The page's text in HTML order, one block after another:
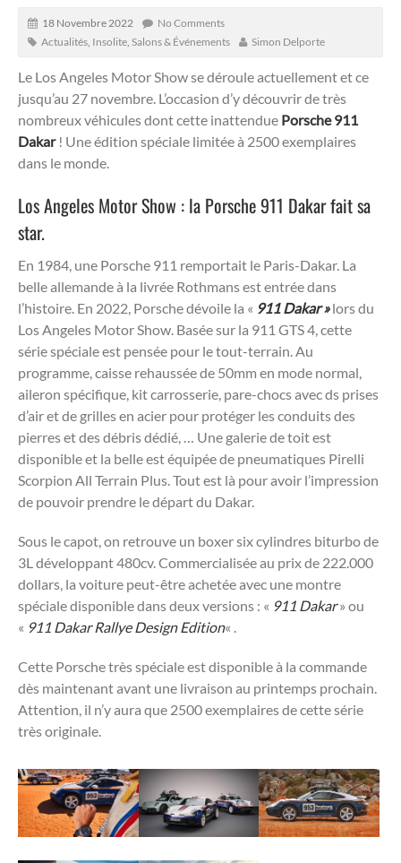
18 Novembre 2022
No Comments
Actualités Insolite Salons & Événements Simon Delporte
Le Los Angeles Motor Show se déroule actuellement et ce
jusqu’au 27 novembre. L’occasion d’y découvrir de très
nombreux véhicules dont cette inattendue Porsche 911
Dakar! Une édition spéciale limitée à 2500 exemplaires
dans le monde.
Los Angeles Motor Show : la Porsche 911 Dakar fait sa
star.
En 1984, une Porsche 911 remportait le Paris-Dakar. La
belle allemande à la livrée Rothmans est entrée dans
l’histoire. En 2022, Porsche dévoile la « 911 Dakar »lors du
Los Angeles Motor Show. Basée sur la 911 GTS 4, cette
série spéciale est pensée pour le tout-terrain. Au
programme, caisse rehaussée de 50mm en mode normal,
aileron spécifique, kit carrosserie, pare-chocs avec ds prises
d’air et de grilles en acier pour protéger les conduits des
pierres et des débris dédié, … Une galerie de toit est
disponible et la belle est équipée de pneumatiques Pirelli
Scorpion All Terrain Plus. Tout est là pour avoir l’impression
de pouvoir prendre le départ du Dakar.
Sous le capot, on retrouve un boxer six cylindres biturbo de
3L développant 480cv. Commercialisée au prix de 222.000
dollars, la voiture peut-être achetée avec une montre
spéciale disponible dans deux versions : « 911 Dakar» ou
« 911 Dakar Rallye Design Edition« .
Cette Porsche très spéciale est disponible à la commande
dès maintenant avant une livraison au printemps prochain.
Attention, il n’y aura que 2500 exemplaires de cette série
très originale.